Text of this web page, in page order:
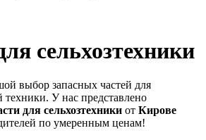
сельхозтехники
выбор запасных частей для
техники. У нас представлено
для сельхозтехники от Кирове
по умеренным ценам!